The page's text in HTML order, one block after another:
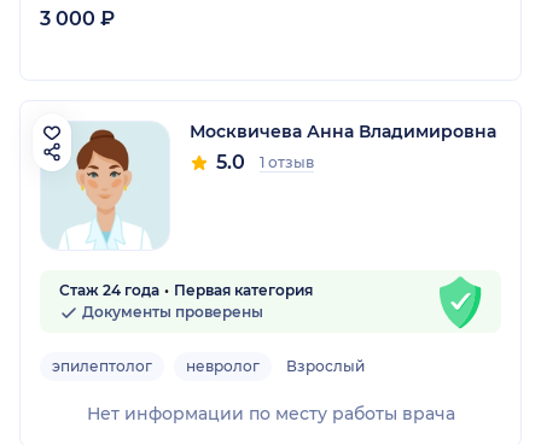
3 000 ₽
Москвичева Анна Владимировна
5.0 1 отзыв
Стаж 24 года
Первая категория
Документы проверены
эпилептолог невролог Взрослый
Нет информации по месту работы врача